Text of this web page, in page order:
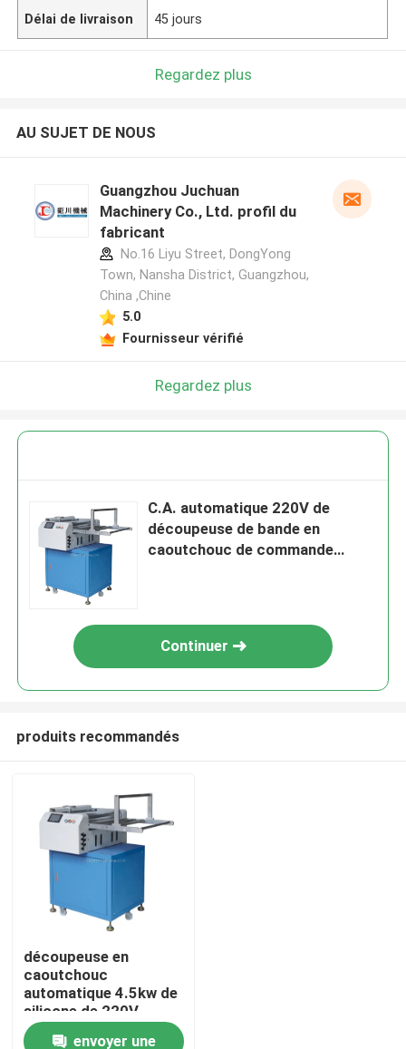
A propos de nous
Contacts
Délai de livraison 45 jours
Regardez plus
AU SUJET DE NOUS
Guangzhou Juchuan
Machinery Co., Ltd. profil du
fabricant
No.16 Liyu Street, DongYong
Town, Nansha District, Guangzhou,
China ,Chine
5.0
Fournisseur vérifié
Regardez plus
C.A. automatique 220V de
découpeuse de bande en
caoutchouc de commande
Continuer
produits recommandés
découpeuse en
caoutchouc
automatique 4.5kw de
silicone de 220V
Digital
envoyer une